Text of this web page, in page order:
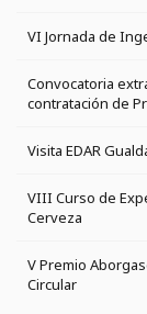
VI Jornada de
Convocatoria
contratación de
Visita EDAR
VIII Curso de
Cerveza
V Premio
Circular